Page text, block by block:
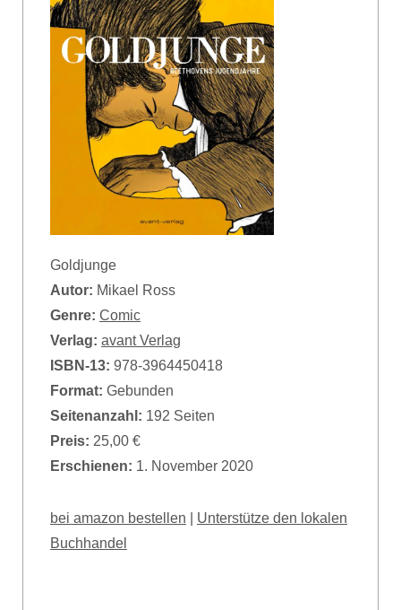
Goldjunge
Autor: Mikael Ross
Genre: Comic
Verlag: avant Verlag
ISBN-13: 978-3964450418
Format: Gebunden
Seitenanzahl: 192 Seiten
Preis: 25,00 €
Erschienen: 1. November 2020
bei amazon bestellen
Unterstütze den lokalen
Buchhandel